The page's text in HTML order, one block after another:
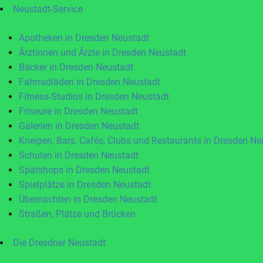
Neustadt-Service
Apotheken in Dresden Neustadt
Ärztinnen und Ärzte in Dresden Neustadt
Bäcker in Dresden Neustadt
Fahrradläden in Dresden Neustadt
Fitness-Studios in Dresden Neustadt
Friseure in Dresden Neustadt
Galerien in Dresden Neustadt
Kneipen, Bars, Cafés, Clubs und Restaurants in Dresden
Schulen in Dresden Neustadt
Spätshops in Dresden Neustadt
Spielplätze in Dresden Neustadt
Übernachten in Dresden Neustadt
Straßen, Plätze und Brücken
Die Dresdner Neustadt